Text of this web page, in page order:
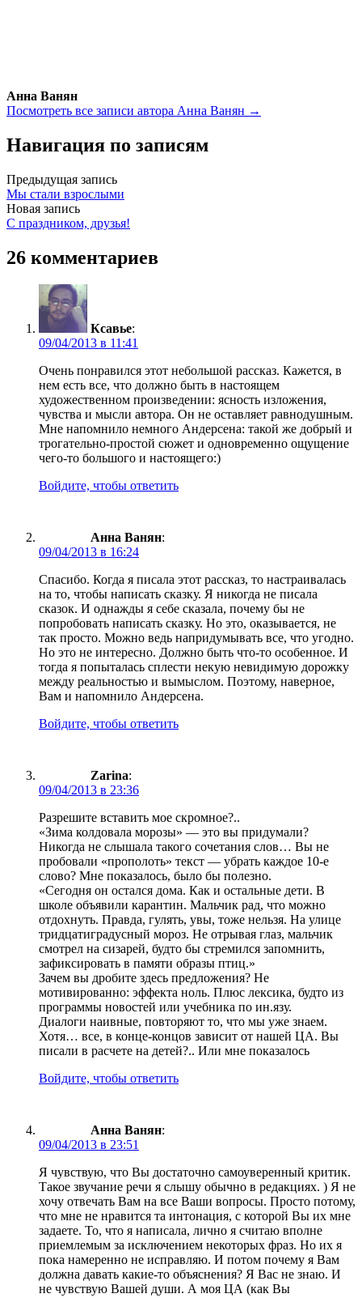
Анна Ванян
Посмотреть все записи автора Анна Ванян →
Навигация по записям
Предыдущая запись
Мы стали взрослыми
Новая запись
С праздником, друзья!
26 комментариев
Ксавье:
09/04/2013 в 11:41
Очень понравился этот небольшой рассказ. Кажется, в
нем есть все, что должно быть в настоящем
художественном произведении: ясность изложения,
чувства и мысли автора. Он не оставляет равнодушным.
Мне напомнило немного Андерсена: такой же добрый и
трогательно-простой сюжет и одновременно ощущение
чего-то большого и настоящего:)
Войдите, чтобы ответить
Анна Ванян:
09/04/2013 в 16:24
Спасибо. Когда я писала этот рассказ, то настраивалась
на то, чтобы написать сказку. Я никогда не писала
сказок. И однажды я себе сказала, почему бы не
попробовать написать сказку. Но это, оказывается, не
так просто. Можно ведь напридумывать все, что угодно.
Но это не интересно. Должно быть что-то особенное. И
тогда я попыталась сплести некую невидимую дорожку
между реальностью и вымыслом. Поэтому, наверное,
Вам и напомнило Андерсена.
Войдите, чтобы ответить
Zarina:
09/04/2013 в 23:36
Разрешите вставить мое скромное?..
«Зима колдовала морозы» — это вы придумали?
Никогда не слышала такого сочетания слов… Вы не
пробовали «прополоть» текст — убрать каждое 10-е
слово? Мне показалось, было бы полезно.
«Сегодня он остался дома. Как и остальные дети. В
школе объявили карантин. Мальчик рад, что можно
отдохнуть. Правда, гулять, увы, тоже нельзя. На улице
тридцатиградусный мороз. Не отрывая глаз, мальчик
смотрел на сизарей, будто бы стремился запомнить,
зафиксировать в памяти образы птиц.»
Зачем вы дробите здесь предложения? Не
мотивированно: эффекта ноль. Плюс лексика, будто из
программы новостей или учебника по ин.язу.
Диалоги наивные, повторяют то, что мы уже знаем.
Хотя… все, в конце-концов зависит от нашей ЦА. Вы
писали в расчете на детей?.. Или мне показалось
Войдите, чтобы ответить
Анна Ванян:
09/04/2013 в 23:51
Я чувствую, что Вы достаточно самоуверенный критик.
Такое звучание речи я слышу обычно в редакциях. ) Я не
хочу отвечать Вам на все Ваши вопросы. Просто потому,
что мне не нравится та интонация, с которой Вы их мне
задаете. То, что я написала, лично я считаю вполне
приемлемым за исключением некоторых фраз. Но их я
пока намеренно не исправляю. И потом почему я Вам
должна давать какие-то объяснения? Я Вас не знаю. И
не чувствую Вашей души. А моя ЦА (как Вы